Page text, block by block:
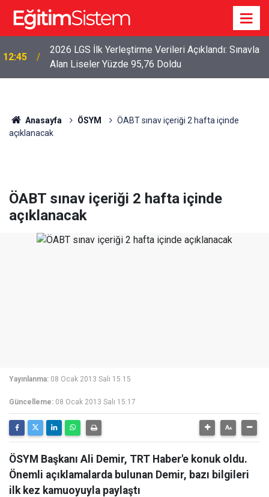
12:45
2026 LGS İlk Yerleştirme Verileri Açıklandı: Sınavla
Alan Liseler Yüzde 95,76 Doldu
Anasayfa ÖSYM
ÖABT sınav içeriği 2 hafta içinde
açıklanacak
ÖABT sınav içeriği 2 hafta içinde
açıklanacak
Yayınlanma: 08 Ocak 2013 Salı 15:15
Güncelleme: 08 Ocak 2013 Salı 15:17
ÖSYM Başkanı Ali Demir, TRT Haber'e konuk oldu.
Önemli açıklamalarda bulunan Demir, bazı bilgileri
ilk kez kamuoyuyla paylaştı